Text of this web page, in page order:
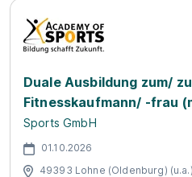
Duale Ausbildung zum/
Fitnesskaufmann/ -frau
Sports GmbH
01.10.2026
49393 Lohne (Oldenburg) (u.a.)